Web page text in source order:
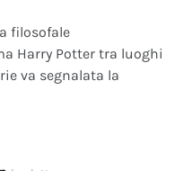
filosofale
Harry Potter tra luoghi
va segnalata la